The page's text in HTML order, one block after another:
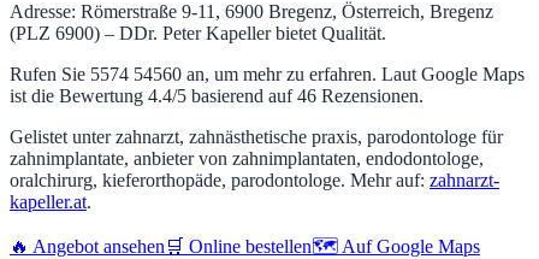
Adresse: Römerstraße 9-11, 6900 Bregenz, Österreich, Bregenz
(PLZ 6900) – DDr. Peter Kapeller bietet Qualität.
Rufen Sie 5574 54560 an, um mehr zu erfahren. Laut Google Maps
ist die Bewertung 4.4/5 basierend auf 46 Rezensionen.
Gelistet unter zahnarzt, zahnästhetische praxis, parodontologe für
zahnimplantate, anbieter von zahnimplantaten, endodontologe,
oralchirurg, kieferorthopäde, parodontologe. Mehr auf: zahnarzt-
kapeller.at.
🔥 Angebot ansehen 🛒 Online bestellen🗺️ Auf Google Maps